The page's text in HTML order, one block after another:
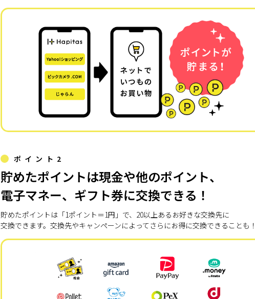
ポイント2
貯めたポイントは現金や他のポイント、
電子マネー、ギフト券に交換できる！
貯めたポイントは「1ポイント＝1円」で、20以上あるお好きな交換先に
交換できます。交換先やキャンペーンによってさらにお得に交換できることも